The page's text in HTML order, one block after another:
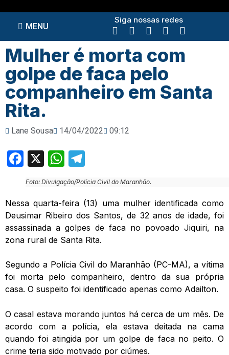
MENU
Siga nossas redes
Mulher é morta com
golpe de faca pelo
companheiro em Santa
Rita.
Lane Sousa 14/04/2022 09:12
Facebook
X WhatsApp
Foto: Divulgação/Polícia Civil do Maranhão.
Nessa quarta-feira (13) uma mulher identificada como
Deusimar Ribeiro dos Santos, de 32 anos de idade, foi
assassinada a golpes de faca no povoado Jiquiri, na
zona rural de Santa Rita.
Segundo a Polícia Civil do Maranhão (PC-MA), a vítima
foi morta pelo companheiro, dentro da sua própria
casa. O suspeito foi identificado apenas como Adailton.
O casal estava morando juntos há cerca de um mês. De
acordo com a polícia, ela estava deitada na cama
quando foi atingida por um golpe de faca no peito. O
crime teria sido motivado por ciúmes.